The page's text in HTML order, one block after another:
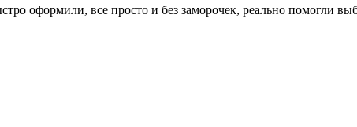
оформили, все просто и без заморочек, реально помогли